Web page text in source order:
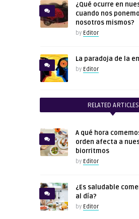
¿Qué ocurre en
cuando nos
nosotros mismos?
by Editor
La paradoja de la
by Editor
RELATED ARTICLES
A qué hora
orden afecta a
biorritmos
by Editor
¿Es saludable
al día?
by Editor